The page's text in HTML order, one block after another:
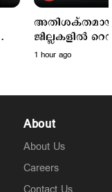
അതിശക്തമായ
ജില്ലകളില്‍
ഓറഞ്ച് അലര്‍ട്ട്
1 hour ago
About
About Us
Careers